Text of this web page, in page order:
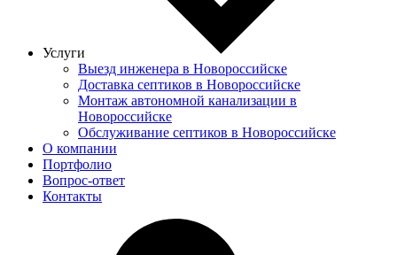
Услуги
Выезд инженера в Новороссийске
Доставка септиков в Новороссийске
Монтаж автономной канализации в
Новороссийске
Обслуживание септиков в Новороссийске
О компании
Портфолио
Вопрос-ответ
Контакты